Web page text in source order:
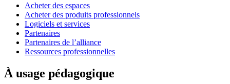
Acheter des espaces
Acheter des produits professionnels
Logiciels et services
Partenaires
Partenaires de l’alliance
Ressources professionnelles
À usage pédagogique